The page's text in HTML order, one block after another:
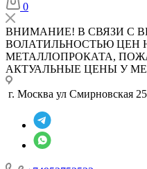
0
ВНИМАНИЕ! В СВЯЗИ С
ВОЛАТИЛЬНОСТЬЮ ЦЕН
МЕТАЛЛОПРОКАТА,
АКТУАЛЬНЫЕ ЦЕНЫ У
г. Москва ул Смирновская